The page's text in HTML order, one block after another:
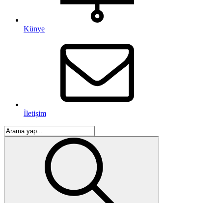
Künye
İletişim